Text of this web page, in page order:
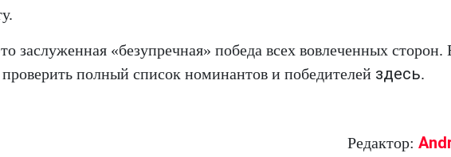
заслуженная «безупречная» победа всех вовлеченных сторон.
полный список номинантов и победителей здесь.
Редактор: